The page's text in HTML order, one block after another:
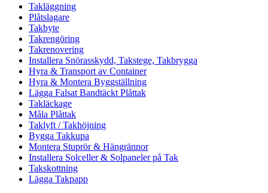
Takläggning
Plåtslagare
Takbyte
Takrengöring
Takrenovering
Installera Snörasskydd, Takstege, Takbrygga
Hyra & Transport av Container
Hyra & Montera Byggställning
Lägga Falsat Bandtäckt Plåttak
Takläckage
Måla Plåttak
Taklyft / Takhöjning
Bygga Takkupa
Montera Stuprör & Hängrännor
Installera Solceller & Solpaneler på Tak
Takskottning
Lägga Takpapp